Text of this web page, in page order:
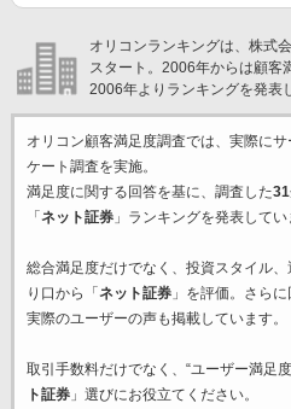
オリコンランキングは、株式
スタート。2006年からは顧客
2006年よりランキングを発表
オリコン顧客満足度調査では、実際に
ケート調査を実施。
満足度に関する回答を基に、調査した31
「ネット証券」ランキングを発表してい
総合満足度だけでなく、投資スタイル
り口から「ネット証券」を評価。さらに
実際のユーザーの声も掲載しています。
取引手数料だけでなく、“ユーザー満足
ト証券」選びにお役立てください。